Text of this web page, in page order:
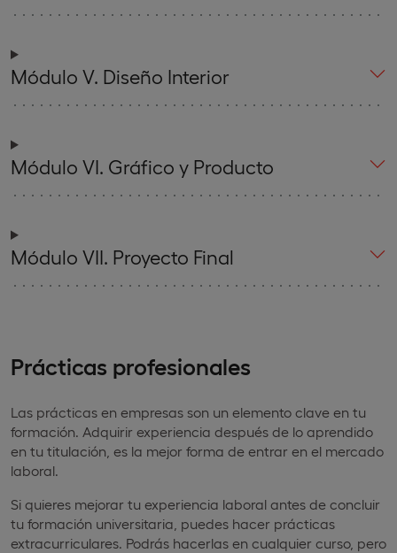
Módulo V. Diseño Interior
Módulo VI. Gráfico y Producto
Módulo VII. Proyecto Final
Prácticas profesionales
Las prácticas en empresas son un elemento clave en tu
formación. Adquirir experiencia después de lo aprendido
en tu titulación, es la mejor forma de entrar en el mercado
laboral.
Si quieres mejorar tu experiencia laboral antes de concluir
tu formación universitaria, puedes hacer prácticas
extracurriculares. Podrás hacerlas en cualquier curso, pero